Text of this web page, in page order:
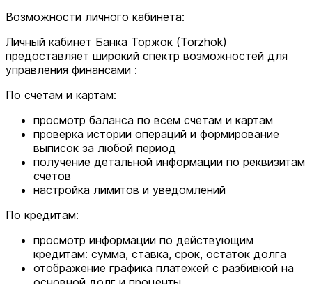
Возможности личного кабинета:
Личный кабинет Банка Торжок (Torzhok)
предоставляет широкий спектр возможностей для
управления финансами :
По счетам и картам:
просмотр баланса по всем счетам и картам
проверка истории операций и формирование
выписок за любой период
получение детальной информации по реквизитам
счетов
настройка лимитов и уведомлений
По кредитам:
просмотр информации по действующим
кредитам: сумма, ставка, срок, остаток долга
отображение графика платежей с разбивкой на